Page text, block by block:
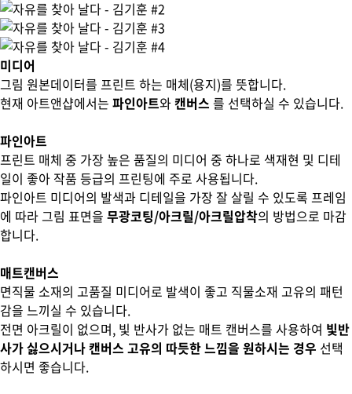
미디어
그림 원본데이터를 프린트 하는 매체(용지)를 뜻합니다.
현재 아트앤샵에서는 파인아트와캔버스 를 선택하실 수 있습니다.
파인아트
프린트 매체 중 가장 높은 품질의 미디어 중 하나로 색재현 및 디테
일이 좋아 작품 등급의 프린팅에 주로 사용됩니다.
파인아트 미디어의 발색과 디테일을 가장 잘 살릴 수 있도록 프레임
에 따라 그림 표면을 무광코팅/아크릴/아크릴압착의 방법으로 마감
합니다.
매트캔버스
면직물 소재의 고품질 미디어로 발색이 좋고 직물소재 고유의 패턴
감을 느끼실 수 있습니다.
전면 아크릴이 없으며, 빛 반사가 없는 매트 캔버스를 사용하여 빛반
사가 싫으시거나 캔버스 고유의 따듯한 느낌을 원하시는 경우 선택
하시면 좋습니다.